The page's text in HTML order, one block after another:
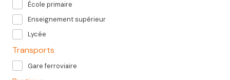
École primaire
Enseignement supérieur
Lycée
Transports
Gare ferroviaire